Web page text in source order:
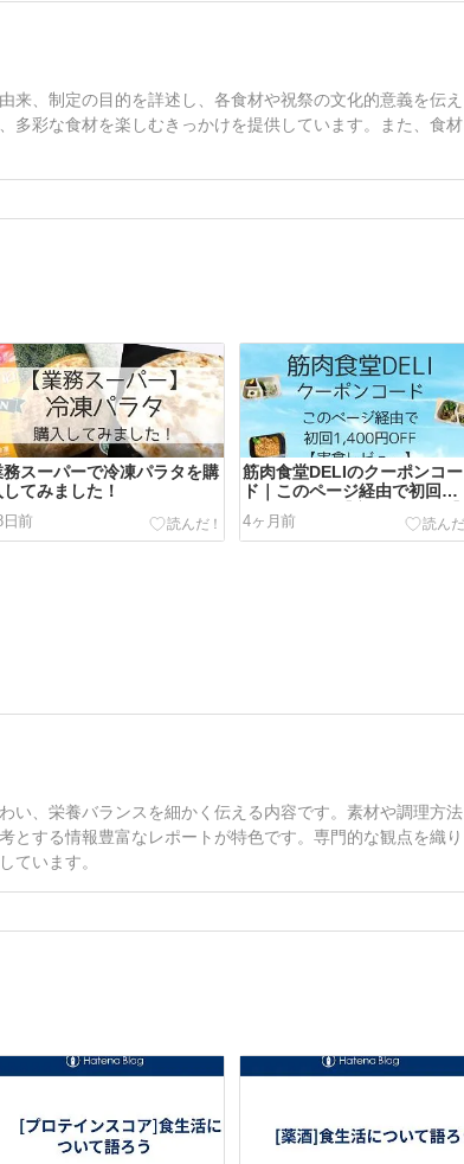
、制定の目的を詳述し、各食材や祝祭の文化的意義を伝え
多彩な食材を楽しむきっかけを提供しています。また、食材
務スーパーで冷凍パラタを購
してみました！
日前
筋肉食堂DELIのクーポンコー
ド｜このページ経由で初回
3,240円OFF【実食レビュー】
4ヶ月前
い、栄養バランスを細かく伝える内容です。素材や調理方法
とする情報豊富なレポートが特色です。専門的な観点を織り
ています。